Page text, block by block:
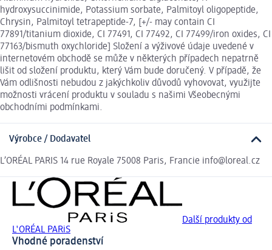
hydroxysuccinimide, Potassium sorbate, Palmitoyl oligopeptide,
Chrysin, Palmitoyl tetrapeptide-7, [+/- may contain CI
77891/titanium dioxide, CI 77491, CI 77492, CI 77499/iron oxides, CI
77163/bismuth oxychloride] Složení a výživové údaje uvedené v
internetovém obchodě se může v některých případech nepatrně
lišit od složení produktu, který Vám bude doručený. V případě, že
Vám odlišnosti nebudou z jakýchkoliv důvodů vyhovovat, využijte
možnosti vrácení produktu v souladu s našimi Všeobecnými
obchodními podmínkami.
Výrobce / Dodavatel
L’ORÉAL PARIS 14 rue Royale 75008 Paris, Francie info@loreal.cz
Další produkty od
L'ORÉAL PARiS
Vhodné poradenství